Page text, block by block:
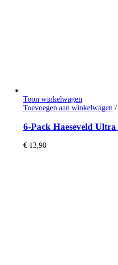
Toon winkelwagen
Toevoegen aan winkelwagen /
6-Pack Haeseveld
€ 13,90